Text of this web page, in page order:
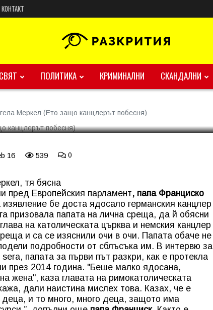
КОНТАКТ
СВЯТ ПОЛИТИКА КРИМИНАЛНИ СКАНДАЛНИ
Меркел (Ето защо канцлерът побесня)
Ангела Меркел (Ето защо
16 539 0
тя бясна
пред Европейския парламент, папа Франциско
бе доста ядосало германския канцлер
призовала папата на лична среща, да й обясни
на католическата църква и немския канцлер
и са се изяснили очи в очи. Папата обаче не
подробности от сблъсъка им. В интервю за
папата за първи път разкри, как е протекла
през 2014 година. "Беше малко ядосана,
жена", каза главата на римокатолическата
дали наистина мислех това. Казах, че е
и то много, много деца, защото има